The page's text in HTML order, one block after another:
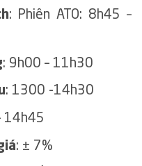
: Phiên ATO: 8h45 –
: 9h00 – 11h30
: 1300 -14h30
14h45
: ± 7%